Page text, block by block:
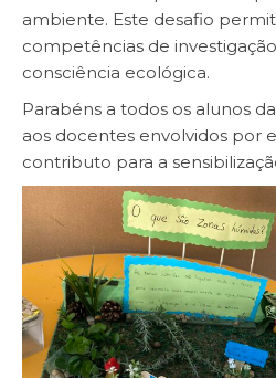
ambiente. Este desafio
competências de
consciência ecológica.
​Parabéns a todos os alunos
aos docentes envolvidos por
contributo para a